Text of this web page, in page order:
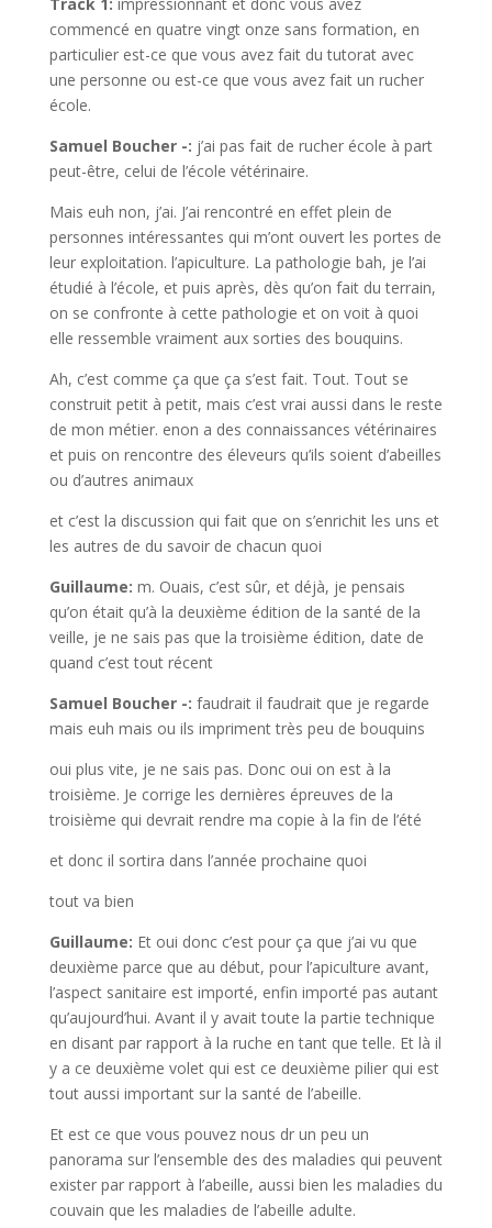
Track 1: impressionnant et donc vous avez
commencé en quatre vingt onze sans formation, en
particulier est-ce que vous avez fait du tutorat avec
une personne ou est-ce que vous avez fait un rucher
école.
Samuel Boucher -: j’ai pas fait de rucher école à part
peut-être, celui de l’école vétérinaire.
Mais euh non, j’ai. J’ai rencontré en effet plein de
personnes intéressantes qui m’ont ouvert les portes de
leur exploitation. l’apiculture. La pathologie bah, je l’ai
étudié à l’école, et puis après, dès qu’on fait du terrain,
on se confronte à cette pathologie et on voit à quoi
elle ressemble vraiment aux sorties des bouquins.
Ah, c’est comme ça que ça s’est fait. Tout. Tout se
construit petit à petit, mais c’est vrai aussi dans le reste
de mon métier. enon a des connaissances vétérinaires
et puis on rencontre des éleveurs qu’ils soient d’abeilles
ou d’autres animaux
et c’est la discussion qui fait que on s’enrichit les uns et
les autres de du savoir de chacun quoi
Guillaume: m. Ouais, c’est sûr, et déjà, je pensais
qu’on était qu’à la deuxième édition de la santé de la
veille, je ne sais pas que la troisième édition, date de
quand c’est tout récent
Samuel Boucher -: faudrait il faudrait que je regarde
mais euh mais ou ils impriment très peu de bouquins
oui plus vite, je ne sais pas. Donc oui on est à la
troisième. Je corrige les dernières épreuves de la
troisième qui devrait rendre ma copie à la fin de l’été
et donc il sortira dans l’année prochaine quoi
tout va bien
Guillaume: Et oui donc c’est pour ça que j’ai vu que
deuxième parce que au début, pour l’apiculture avant,
l’aspect sanitaire est importé, enfin importé pas autant
qu’aujourd’hui. Avant il y avait toute la partie technique
en disant par rapport à la ruche en tant que telle. Et là il
y a ce deuxième volet qui est ce deuxième pilier qui est
tout aussi important sur la santé de l’abeille.
Et est ce que vous pouvez nous dr un peu un
panorama sur l’ensemble des des maladies qui peuvent
exister par rapport à l’abeille, aussi bien les maladies du
couvain que les maladies de l’abeille adulte.